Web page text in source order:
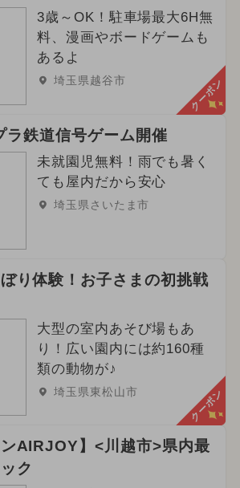
3歳～OK！駐車場最大6H無
料、漫画やボードゲームも
あるよ
埼玉県越谷市 クーポン
ラ鉄道信号ゲーム開催
未就園児無料！雨でも暑く
ても屋内だから安心
埼玉県さいたま市
り体験！お子さまの初挑戦
大型の室内あそび場もあ
り！広い園内には約160種
類の動物が♪
埼玉県東松山市 クーポン
ンAIRJOY】<川越市>県内最
ク